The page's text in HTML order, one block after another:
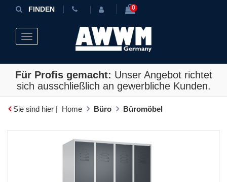
FINDEN 0
Toggle navigation
Für Profis gemacht: Unser Angebot richtet
sich ausschließlich an gewerbliche Kunden.
Sie sind hier | Home Büro Büromöbel